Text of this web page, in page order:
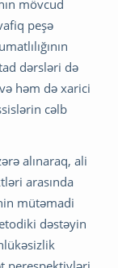
mövcud
peşə
dərsləri də
həm də xarici
cəlb
alınaraq, ali
arasında
mütəmadi
dəstəyin